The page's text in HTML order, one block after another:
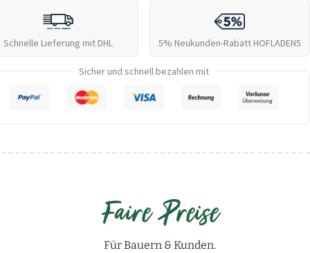
Schnelle Lieferung mit DHL 5% Neukunden-Rabatt HOFLADEN5
Sicher und schnell bezahlen mit
Faire Preise
Für Bauern & Kunden.